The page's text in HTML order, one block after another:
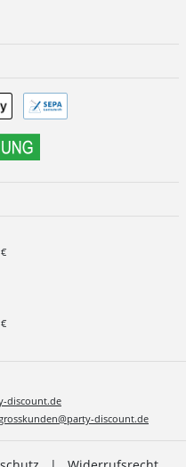
discount.de
discount.de